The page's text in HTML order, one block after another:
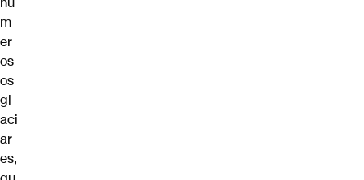
m
er
os
os
gl
aci
ar
es,